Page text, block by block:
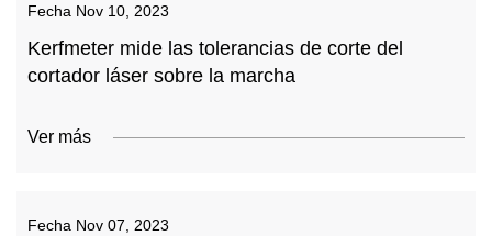
Fecha Nov 10, 2023
Kerfmeter mide las tolerancias de corte del
cortador láser sobre la marcha
Ver más
Fecha Nov 07, 2023